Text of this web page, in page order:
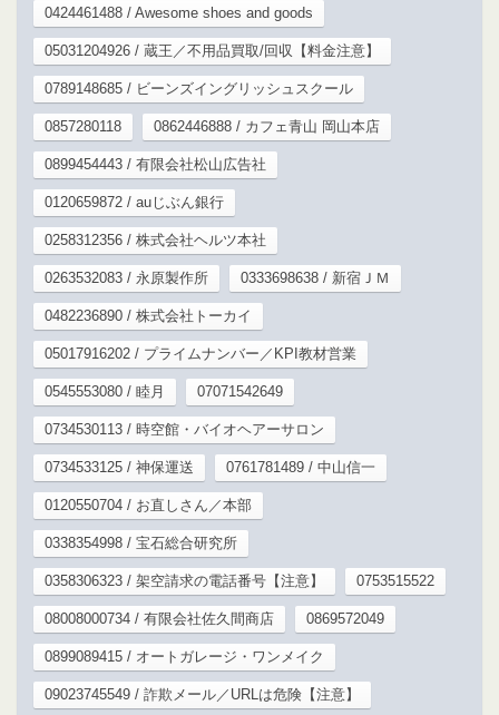
0424461488 / Awesome shoes and goods
05031204926 / 蔵王／不用品買取/回収【料金注意】
0789148685 / ビーンズイングリッシュスクール
0857280118 0862446888 / カフェ青山 岡山本店
0899454443 / 有限会社松山広告社
0120659872 / auじぶん銀行
0258312356 / 株式会社ヘルツ本社
0263532083 / 永原製作所 0333698638 / 新宿ＪＭ
0482236890 / 株式会社トーカイ
05017916202 / プライムナンバー／KPI教材営業
0545553080 / 睦月 07071542649
0734530113 / 時空館・バイオヘアーサロン
0734533125 / 神保運送 0761781489 / 中山信一
0120550704 / お直しさん／本部
0338354998 / 宝石総合研究所
0358306323 / 架空請求の電話番号【注意】 0753515522
08008000734 / 有限会社佐久間商店 0869572049
0899089415 / オートガレージ・ワンメイク
09023745549 / 詐欺メール／URLは危険【注意】